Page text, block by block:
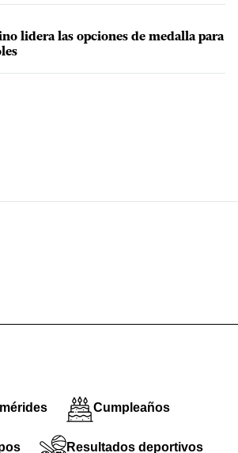
lidera las opciones de medalla para
Cumpleaños
Resultados deportivos